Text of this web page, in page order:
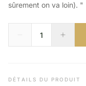
sûrement on va loin). "
DÉTAILS DU PRODUIT